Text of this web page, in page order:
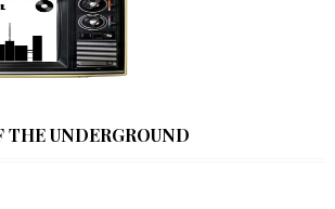
THE UNDERGROUND